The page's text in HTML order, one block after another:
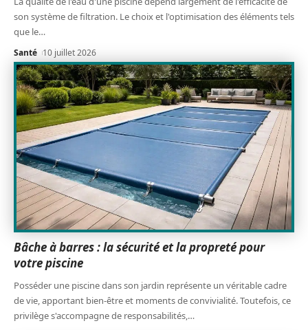
son système de filtration. Le choix et l'optimisation des éléments tels
que le…
Santé 10 juillet 2026
Bâche à barres : la sécurité et la propreté pour
votre piscine
Posséder une piscine dans son jardin représente un véritable cadre
de vie, apportant bien-être et moments de convivialité. Toutefois, ce
privilège s'accompagne de responsabilités,…